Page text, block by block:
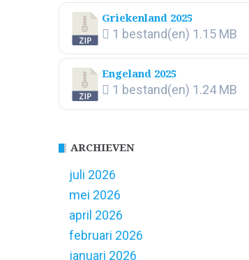
Griekenland 2025
1 bestand(en) 1.15 MB
Engeland 2025
1 bestand(en) 1.24 MB
ARCHIEVEN
juli 2026
mei 2026
april 2026
februari 2026
januari 2026